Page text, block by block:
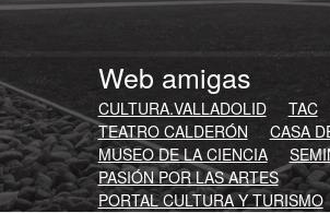
Web amigas
CULTURA.VALLADOLID TAC
TEATRO CALDERÓN
CASA
MUSEO DE LA CIENCIA
PASIÓN POR LAS ARTES
PORTAL CULTURA Y TURISMO